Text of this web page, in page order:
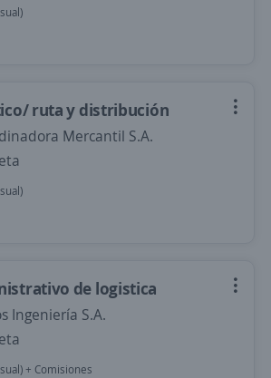
ruta y distribución
Mercantil S.A.
de logistica
Ingeniería S.A.
+ Comisiones